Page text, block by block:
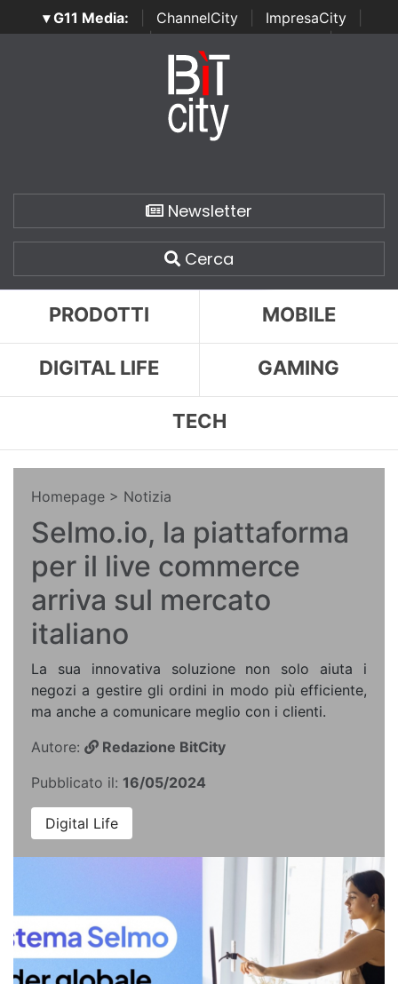
▾ G11 Media: ChannelCity ImpresaCity
SecurityOpenLab | Italian Channel Awards | Italian
Italian Security Awards
Newsletter
Cerca
PRODOTTI MOBILE
DIGITAL LIFE GAMING
TECH
Homepage > Notizia
Selmo.io, la piattaforma
per il live commerce
arriva sul mercato
italiano
La sua innovativa soluzione non solo aiuta i
negozi a gestire gli ordini in modo più efficiente,
ma anche a comunicare meglio con i clienti.
Autore:
Redazione BitCity
Pubblicato il: 16/05/2024
Digital Life